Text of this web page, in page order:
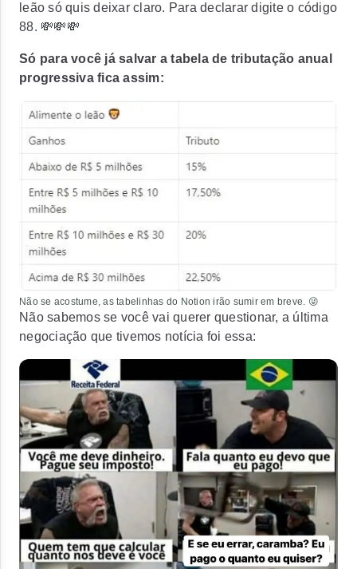
leão só quis deixar claro. Para declarar digite o código
88. 💸💸💸
Só para você já salvar a tabela de tributação anual
progressiva fica assim:
Não se acostume, as tabelinhas do Notion irão sumir em breve. 😜
Não sabemos se você vai querer questionar, a última
negociação que tivemos notícia foi essa: